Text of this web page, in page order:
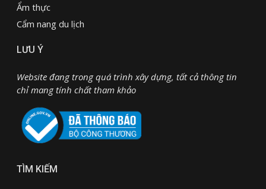
Ẩm thực
Cẩm nang du lịch
LƯU Ý
Website đang trong quá trình xây dựng, tất cả thông tin
chỉ mang tính chất tham khảo
TÌM KIẾM